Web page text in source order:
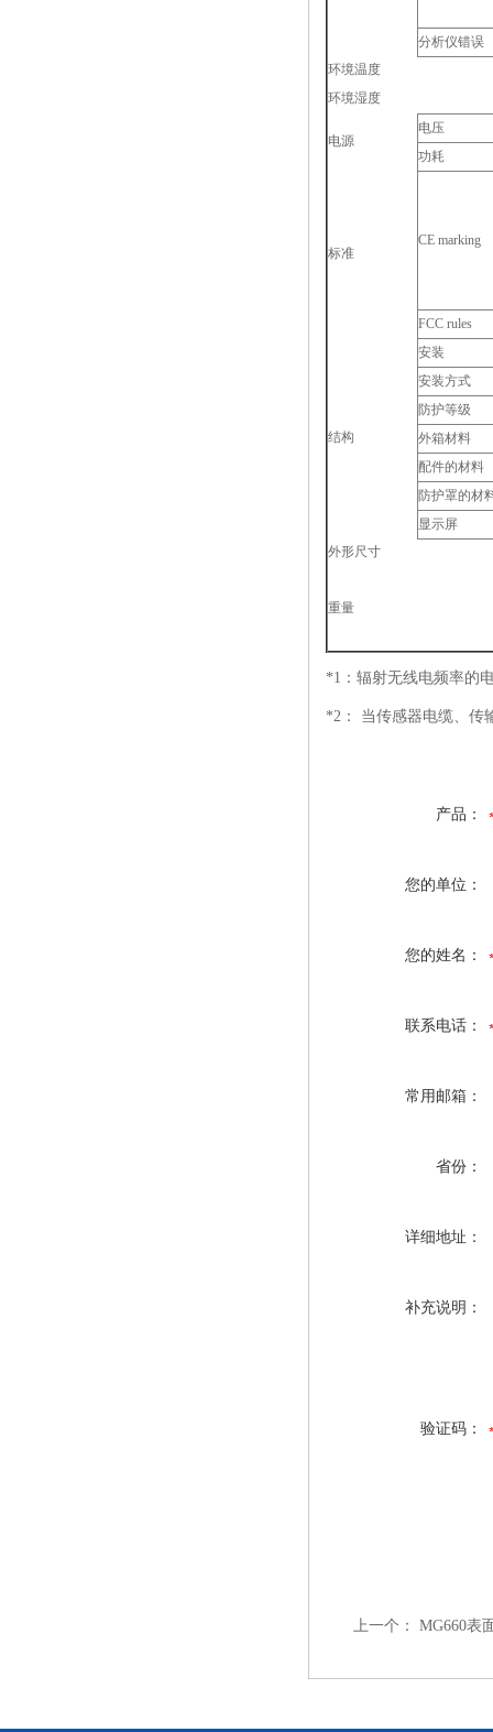
分析仪错误
环境温度
环境湿度
电源
电压
功耗
标准
CE marking
FCC rules
结构
安装
安装方式
防护等级
外箱材料
配件的材料
防护罩的材
显示屏
外形尺寸
重量
*1：辐射无线电频率的
*2： 当传感器电缆、传
产品：
您的单位：
您的姓名：
联系电话：
常用邮箱：
省份：
详细地址：
补充说明：
验证码：
上一个： MG660表